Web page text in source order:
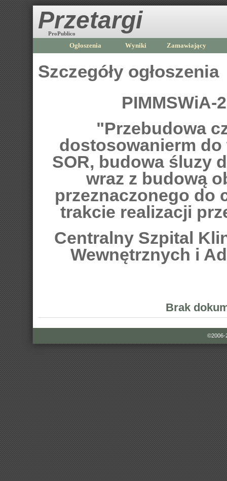
Przetargi
ProPublico
Ogłoszenia Wyniki Zamawiający
Szczegóły ogłoszenia
PIMMSWiA-
"Przebudowa
dostosowanierm
SOR, budowa śluzy
wraz z budową
przeznaczonego do
trakcie realizacji
Centralny Szpital
Wewnętrznych i
Brak
©2006-